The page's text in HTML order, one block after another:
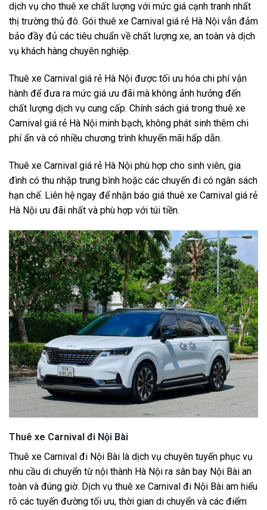
dịch vụ cho thuê xe chất lượng với mức giá cạnh tranh nhất
thị trường thủ đô. Gói thuê xe Carnival giá rẻ Hà Nội vẫn đảm
bảo đầy đủ các tiêu chuẩn về chất lượng xe, an toàn và dịch
vụ khách hàng chuyên nghiệp.
Thuê xe Carnival giá rẻ Hà Nội được tối ưu hóa chi phí vận
hành để đưa ra mức giá ưu đãi mà không ảnh hưởng đến
chất lượng dịch vụ cung cấp. Chính sách giá trong thuê xe
Carnival giá rẻ Hà Nội minh bạch, không phát sinh thêm chi
phí ẩn và có nhiều chương trình khuyến mãi hấp dẫn.
Thuê xe Carnival giá rẻ Hà Nội phù hợp cho sinh viên, gia
đình có thu nhập trung bình hoặc các chuyến đi có ngân sách
hạn chế. Liên hệ ngay để nhận báo giá thuê xe Carnival giá rẻ
Hà Nội ưu đãi nhất và phù hợp với túi tiền.
Thuê xe Carnival đi Nội Bài
Thuê xe Carnival đi Nội Bài là dịch vụ chuyên tuyến phục vụ
nhu cầu di chuyển từ nội thành Hà Nội ra sân bay Nội Bài an
toàn và đúng giờ. Dịch vụ thuê xe Carnival đi Nội Bài am hiểu
rõ các tuyến đường tối ưu, thời gian di chuyển và các điểm